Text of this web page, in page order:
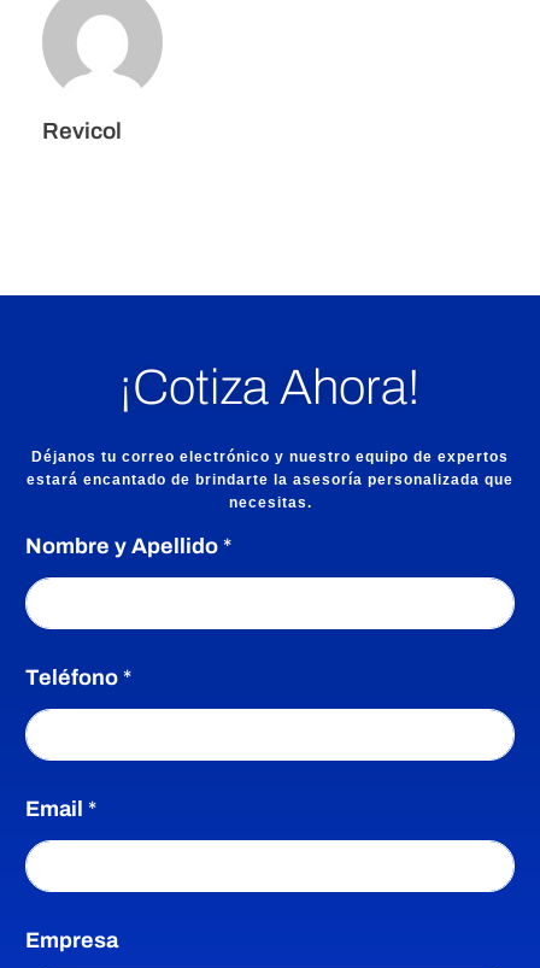
a
d
o
r
a
a
p
l
i
c
Revicol
¡Cotiza Ahora!
Déjanos tu correo electrónico y nuestro equipo de expertos
estará encantado de brindarte la asesoría personalizada que
necesitas.
Nombre y Apellido *
Teléfono *
Email *
e
Empresa